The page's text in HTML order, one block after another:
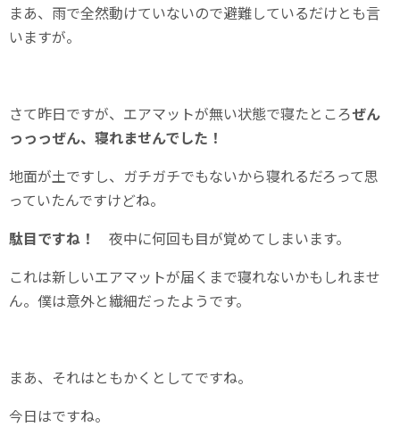
まあ、雨で全然動けていないので避難しているだけとも言
いますが。
さて昨日ですが、エアマットが無い状態で寝たところぜん
っっっぜん、寝れませんでした！
地面が土ですし、ガチガチでもないから寝れるだろって思
っていたんですけどね。
駄目ですね！
夜中に何回も目が覚めてしまいます。
これは新しいエアマットが届くまで寝れないかもしれませ
ん。僕は意外と繊細だったようです。
まあ、それはともかくとしてですね。
今日はですね。